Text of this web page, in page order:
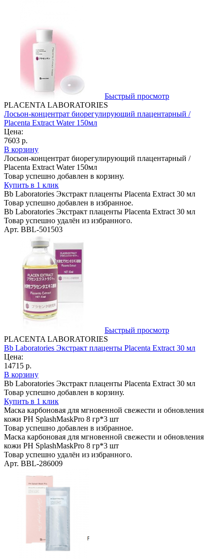
Быстрый просмотр
PLACENTA LABORATORIES
Лосьон-концентрат биорегулирующий плацентарный /
Plаcenta Extract Water 150мл
Цена:
7603 р.
В корзину
Лосьон-концентрат биорегулирующий плацентарный /
Plаcenta Extract Water 150мл
Товар успешно добавлен в корзину.
Купить в 1 клик
Bb Laboratories Экстракт плаценты Placenta Extract 30 мл
Товар успешно добавлен в избранное.
Bb Laboratories Экстракт плаценты Placenta Extract 30 мл
Товар успешно удалён из избранного.
Арт. BBL-501503
Быстрый просмотр
PLACENTA LABORATORIES
Bb Laboratories Экстракт плаценты Placenta Extract 30 мл
Цена:
14715 р.
В корзину
Bb Laboratories Экстракт плаценты Placenta Extract 30 мл
Товар успешно добавлен в корзину.
Купить в 1 клик
Маска карбоновая для мгновенной свежести и обновления
кожи PH SplashMaskPro 8 гр*3 шт
Товар успешно добавлен в избранное.
Маска карбоновая для мгновенной свежести и обновления
кожи PH SplashMaskPro 8 гр*3 шт
Товар успешно удалён из избранного.
Арт. BBL-286009